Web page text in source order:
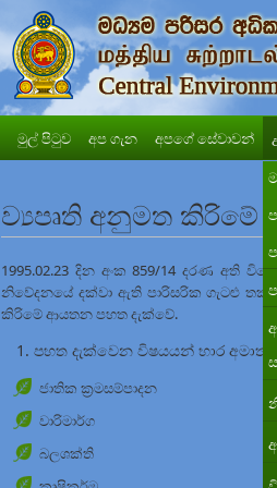
මුල් පිටුව අප ගැන අපගේ සේවාවන්
ව්‍යපෘති අනුමත
1995.02.23 දින අංක 859/14 දරණ අති
නිවේදනයේ දක්වා ඇති පාරිසරික ගැටළු
කිරිමේ ආයතන පහත දැක්වේ.
පහත දැක්වෙන විෂයයන් භාර
ජාතික ක්‍රමසම්පාදන
වාරිමාර්ග
බලශක්ති